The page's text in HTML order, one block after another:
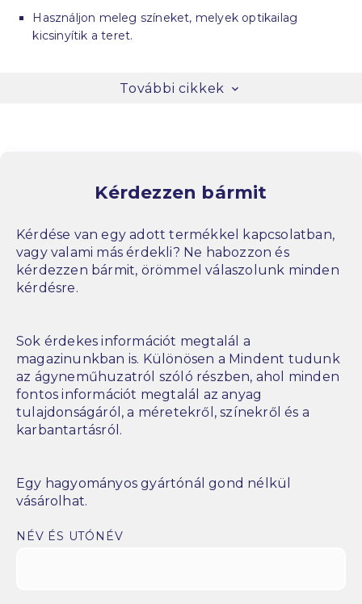
Használjon meleg színeket, melyek optikailag
kicsinyítik a teret.
További cikkek
Kérdezzen bármit
Kérdése van egy adott termékkel kapcsolatban,
vagy valami más érdekli? Ne habozzon és
kérdezzen bármit, örömmel válaszolunk minden
kérdésre.
Sok érdekes információt megtalál a
magazinunkban is. Különösen a Mindent tudunk
az ágyneműhuzatról szóló részben, ahol minden
fontos információt megtalál az anyag
tulajdonságáról, a méretekről, színekről és a
karbantartásról.
Egy hagyományos gyártónál gond nélkül
vásárolhat.
NÉV ÉS UTÓNÉV